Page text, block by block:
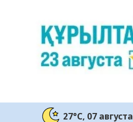
27°C, 07 августа